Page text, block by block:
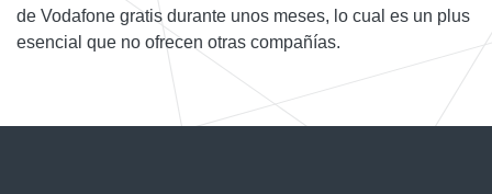
de Vodafone gratis durante unos meses, lo cual es un plus
esencial que no ofrecen otras compañías.